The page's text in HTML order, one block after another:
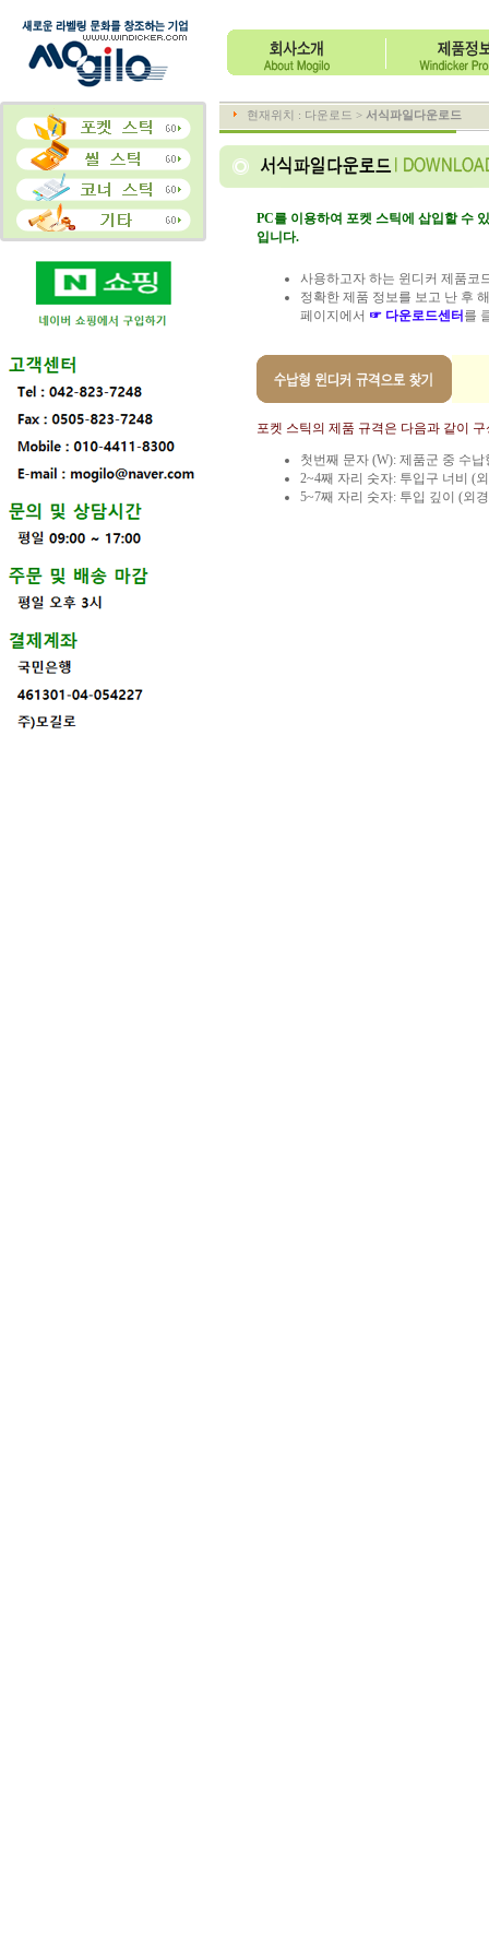
현재위치 : 다운로드 > 서식파일다운로드
PC를 이용하여 포켓 스틱에 삽입할 수
입니다.
사용하고자 하는 윈디커 제품
정확한 제품 정보를 보고 난 후
페이지에서 ☞ 다운로드센터 를
포켓 스틱의 제품 규격은 다음과 같이
첫번째 문자 (W): 제품군 중 수납
2~4째 자리 숫자: 투입구 너비 (
5~7째 자리 숫자: 투입 깊이 (외